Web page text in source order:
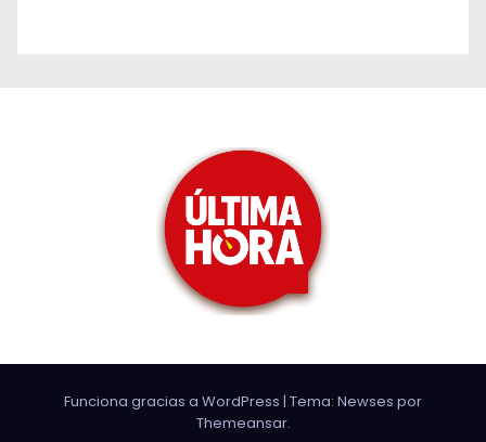
Funciona gracias a WordPress | Tema: Newses por
Themeansar.